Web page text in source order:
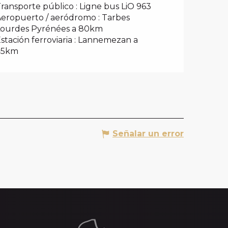
público : Ligne bus LiO 963
/ aeródromo : Tarbes
Pyrénées a 80km
ferroviaria : Lannemezan a
Señalar un error